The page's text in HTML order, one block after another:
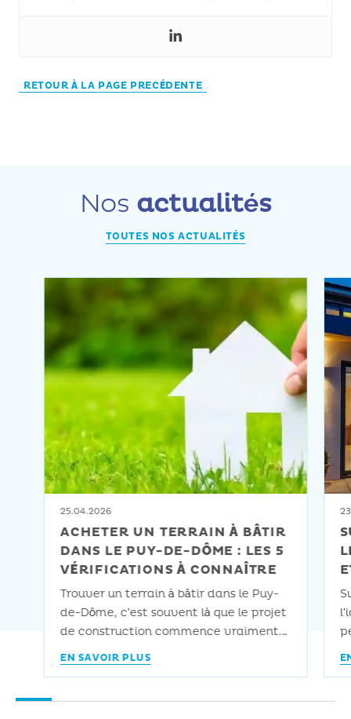
RETOUR À LA PAGE PRECÉDENTE
Nos actualités
TOUTES NOS ACTUALITÉS
25.04.2026
ACHETER UN TERRAIN À BÂTIR
DANS LE PUY-DE-DÔME : LES 5
VÉRIFICATIONS À CONNAÎTRE
Trouver un terrain à bâtir dans le Puy-
de-Dôme, c’est souvent là que le projet
de construction commence vraiment.
erreurs se commettent avant même
EN SAVOIR PLUS